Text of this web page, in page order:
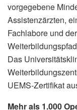
vorgegebene
Assistenzärzten,
Fachlabore und
Das
UEMS-Zertifikat
Mehr als 1.000